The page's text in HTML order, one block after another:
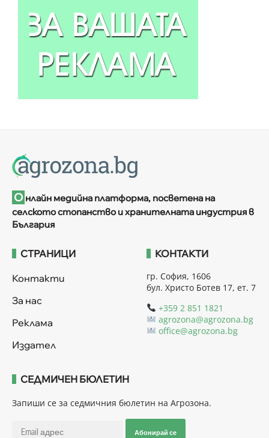
О нлайн медийна платформа, посветена на
селското стопанство и хранителната индустрия в
България
СТРАНИЦИ
Контакти
За нас
Реклама
Издател
КОНТАКТИ
гр. София, 1606
бул. Христо Ботев 17, ет. 7
+359 2 851 1821
agrozona@agrozona.bg
office@agrozona.bg
СЕДМИЧЕН БЮЛЕТИН
Запиши се за седмичния бюлетин на Агрозона.
Абонирай се